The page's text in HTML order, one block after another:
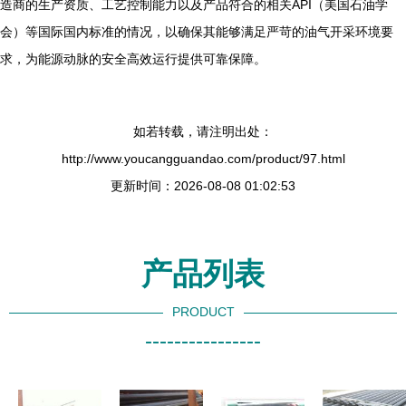
造商的生产资质、工艺控制能力以及产品符合的相关API（美国石油学
会）等国际国内标准的情况，以确保其能够满足严苛的油气开采环境要
求，为能源动脉的安全高效运行提供可靠保障。
如若转载，请注明出处：
http://www.youcangguandao.com/product/97.html
更新时间：2026-08-08 01:02:53
产品列表
PRODUCT
----------------